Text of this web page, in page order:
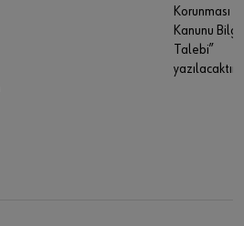
Korunması
Kanunu Bilgi
Talebi”
yazılacaktır.